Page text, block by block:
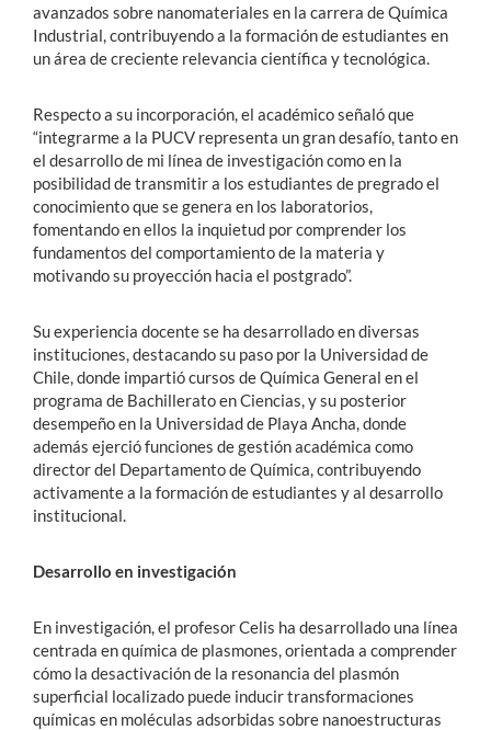
avanzados sobre nanomateriales en la carrera de Química
Industrial, contribuyendo a la formación de estudiantes en
un área de creciente relevancia científica y tecnológica.
Respecto a su incorporación, el académico señaló que
“integrarme a la PUCV representa un gran desafío, tanto en
el desarrollo de mi línea de investigación como en la
posibilidad de transmitir a los estudiantes de pregrado el
conocimiento que se genera en los laboratorios,
fomentando en ellos la inquietud por comprender los
fundamentos del comportamiento de la materia y
motivando su proyección hacia el postgrado”.
Su experiencia docente se ha desarrollado en diversas
instituciones, destacando su paso por la Universidad de
Chile, donde impartió cursos de Química General en el
programa de Bachillerato en Ciencias, y su posterior
desempeño en la Universidad de Playa Ancha, donde
además ejerció funciones de gestión académica como
director del Departamento de Química, contribuyendo
activamente a la formación de estudiantes y al desarrollo
institucional.
Desarrollo en investigación
En investigación, el profesor Celis ha desarrollado una línea
centrada en química de plasmones, orientada a comprender
cómo la desactivación de la resonancia del plasmón
superficial localizado puede inducir transformaciones
químicas en moléculas adsorbidas sobre nanoestructuras